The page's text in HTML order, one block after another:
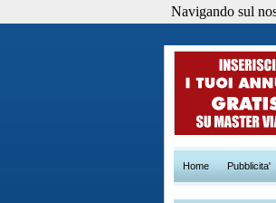
Home Pubblicita'
Navigando sul